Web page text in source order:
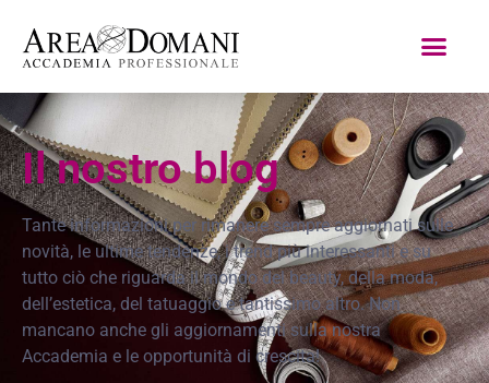
Il nostro blog
Tante informazioni per rimanere sempre aggiornati sulle
novità, le ultime tendenze, i trend più interessanti e su
tutto ciò che riguarda il mondo del beauty, della moda,
dell’estetica, del tatuaggio e tantissimo altro. Non
mancano anche gli aggiornamenti sulla nostra
Accademia e le opportunità di crescita!